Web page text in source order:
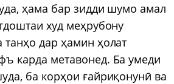
ҳама бар зидди шумо амал
худ меҳрубону
дар ҳамин ҳолат
карда метавонед. Ба умеди
ба корҳои ғайриқонунӣ ва